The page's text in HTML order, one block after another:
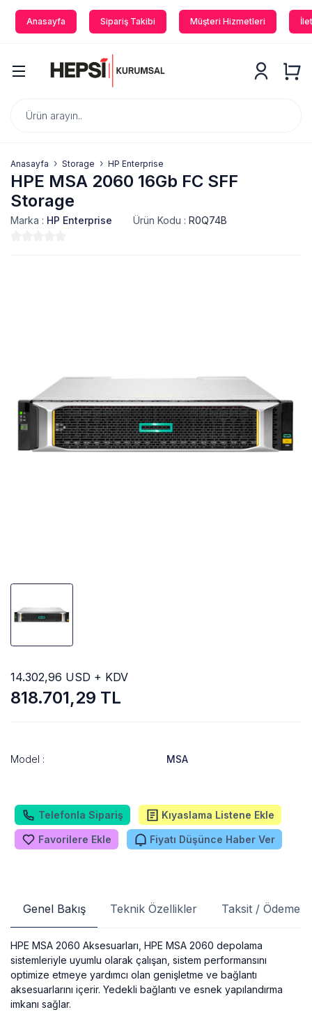
Anasayfa Sipariş Takibi Müşteri Hizmetleri
Anasayfa Storage HP Enterprise
HPE MSA 2060 16Gb FC SFF
Storage
Marka : HP Enterprise Ürün Kodu : R0Q74B
818.701,29 TL
14.302,96 USD + KDV
Model : MSA
Telefonla Sipariş Kıyaslama Listene Ekle
Favorilere Ekle Fiyatı Düşünce Haber Ver
Genel Bakış Teknik Özellikler Taksit / Ödeme
HPE MSA 2060 Aksesuarları, HPE MSA 2060 depolama
sistemleriyle uyumlu olarak çalışan, sistem performansını
optimize etmeye yardımcı olan genişletme ve bağlantı
aksesuarlarını içerir. Yedekli bağlantı ve esnek yapılandırma
imkanı sağlar.